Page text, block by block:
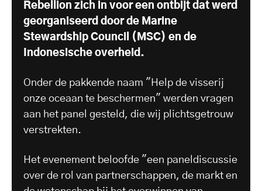
Rebellion zich in voor een ontbijt dat werd
georganiseerd door de Marine
Stewardship Council (MSC) en de
Indonesische overheid.
Onder de pakkende naam "Help de visserij
onze oceaan te beschermen" werden vragen
aan het panel gesteld, die wij plichtsgetrouw
verstrekten.
Het evenement beloofde "een paneldiscussie
over de rol van partnerschappen, de markt en